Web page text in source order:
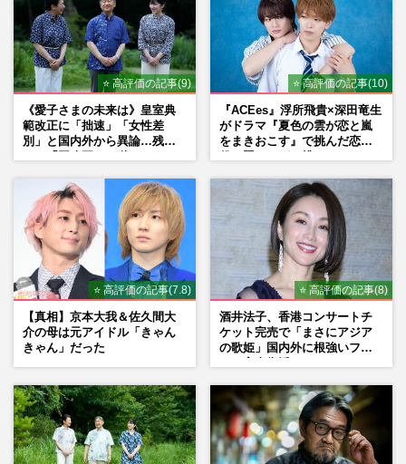
⭐ 高評価の記事(9)
《愛子さまの未来は》皇室典
範改正に「拙速」「女性差
別」と国内外から異論…残さ
⭐ 高評価の記事(10)
『ACEes』浮所飛貴×深田竜生
がドラマ『夏色の雲が恋と嵐
をまきおこす』で挑んだ恋人
⭐ 高評価の記事(7.8)
【真相】京本大我＆佐久間大
介の母は元アイドル「きゃん
きゃん」だった
⭐ 高評価の記事(8)
酒井法子、香港コンサートチ
ケット完売で「まさにアジア
の歌姫」国内外に根強いファ